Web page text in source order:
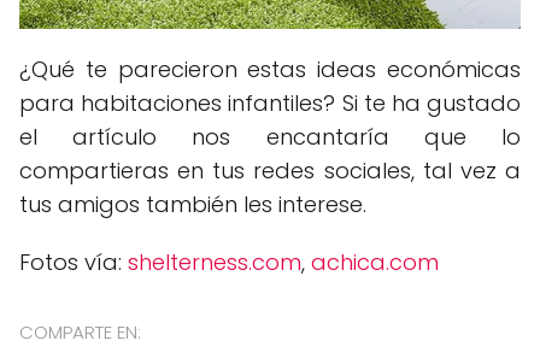
¿Qué te parecieron estas ideas económicas
para habitaciones infantiles? Si te ha gustado
el artículo nos encantaría que lo
compartieras en tus redes sociales, tal vez a
tus amigos también les interese.
Fotos vía: shelterness.com, achica.com
COMPARTE EN: